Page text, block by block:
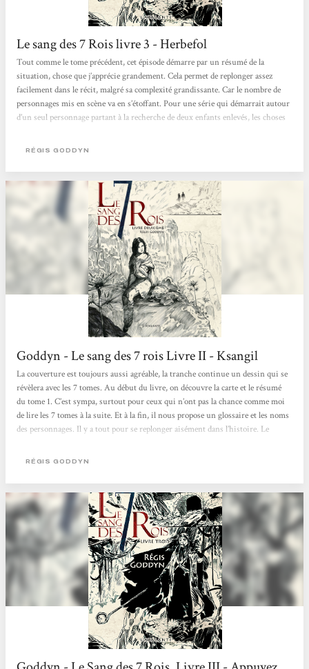
Le sang des 7 Rois livre 3 - Herbefol
Tout comme le tome précédent, cet épisode démarre par un résumé de la
situation, chose que j’apprécie grandement. Cela permet de replonger assez
facilement dans le récit, malgré sa complexité grandissante. Car le nombre de
personnages mis en scène va en s’étoffant. Pour une série qui démarrait autour
d’un seul personnage partant à la recherche de deux enfants enlevés, les choses
de plus en plus. Goddyn a toujours son écriture un peu particulière qui fait
RÉGIS GODDYN
Goddyn - Le sang des 7 rois Livre II - Ksangil
La couverture est toujours aussi agréable, la tranche continue un dessin qui se
révèlera avec les 7 tomes. Au début du livre, on découvre la carte et le résumé
du tome 1. C’est sympa, surtout pour ceux qui n’ont pas la chance comme moi
de lire les 7 tomes à la suite. Et à la fin, il nous propose un glossaire et les noms
des personnages. Il y a tout pour se replonger aisément dans l’histoire. Le
dense, que ce soit sur l’eau ou sur la terre et pourtant on ne s’ennuie pas une
RÉGIS GODDYN